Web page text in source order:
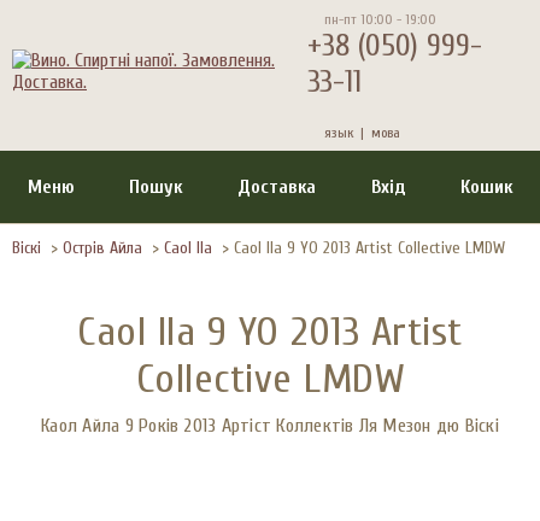
пн-пт 10:00 - 19:00
+38 (050) 999-
33-11
язык | мова
Меню Пошук Доставка Вхід Кошик
Віскі > Острів Айла > Caol Ila > Caol Ila 9 YO 2013 Artist Collective LMDW
Caol Ila 9 YO 2013 Artist
Collective LMDW
Каол Айла 9 Років 2013 Артіст Коллектів Ля Мезон дю Віскі